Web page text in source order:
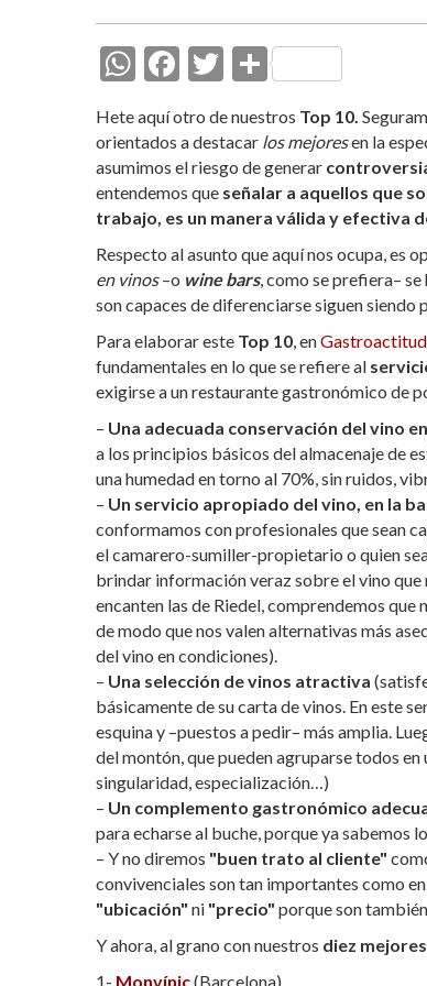
W
at
s
A
p
p
F
e
b
o
o
k
T
itt
er
C
m
p
ar
r
Hete aquí otro de nuestros Top 10.
orientados a destacar los mejoresen la
asumimos el riesgo de generar
entendemos que señalar a aquellos que
trabajo, es un manera válida y efectiva
Respecto al asunto que aquí nos ocupa, es
en vinos–o wine bars, como se prefiera–
son capaces de diferenciarse siguen siendo
Para elaborar este Top 10, en
fundamentales en lo que se refiere al
exigirse a un restaurante gastronómico de
– Una adecuada conservación del vino
a los principios básicos del almacenaje de
una humedad en torno al 70%, sin ruidos,
– Un servicio apropiado del vino, en la
conformamos con profesionales que sean
el camarero-sumiller-propietario o quien
brindar información veraz sobre el vino que
encanten las de Riedel, comprendemos
de modo que nos valen alternativas más
del vino en condiciones).
– Una selección de vinos atractiva
básicamente de su carta de vinos. En este
esquina y –puestos a pedir– más amplia.
del montón, que pueden agruparse todos
singularidad, especialización…)
– Un complemento gastronómico
para echarse al buche, porque ya sabemos
– Y no diremos "buen trato al cliente"
convivenciales son tan importantes como
"ubicación" ni "precio" porque son
Y ahora, al grano con nuestros diez mejores
1- Monvínic(Barcelona)